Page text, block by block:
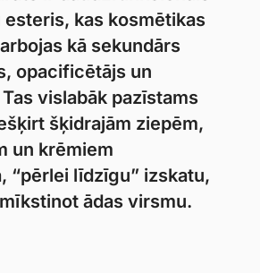
esteris, kas kosmētikas
kā sekundārs
opacificētājs un
vislabāk pazīstams
šķidrajām ziepēm,
un krēmiem
“pērlei līdzīgu” izskatu,
ādas virsmu.